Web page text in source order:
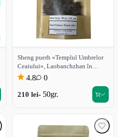
Sheng puerh «Templul Umbrelor
Ceaiului», Laobanchzhan în
bucăți, 50gr., 2024a
4.8 0
210 lei- 50gr.